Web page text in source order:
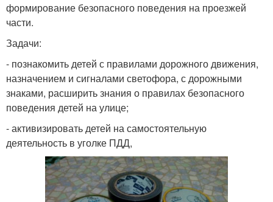
формирование безопасного поведения на проезжей
части.
Задачи:
- познакомить детей с правилами дорожного движения,
назначением и сигналами светофора, с дорожными
знаками, расширить знания о правилах безопасного
поведения детей на улице;
- активизировать детей на самостоятельную
деятельность в уголке ПДД,